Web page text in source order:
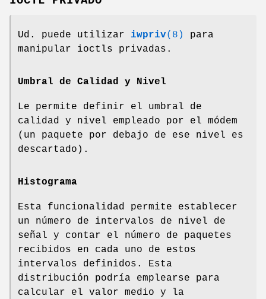
Ud. puede utilizar iwpriv(8)
para
manipular ioctls privadas.
Umbral de Calidad y Nivel
Le permite definir el umbral de
calidad y nivel empleado por el módem
(un paquete por debajo de ese nivel es
descartado).
Histograma
Esta funcionalidad permite establecer
un número de intervalos de nivel de
señal y contar el número de paquetes
recibidos en cada uno de estos
intervalos definidos. Esta
distribución podría emplearse para
calcular el valor medio y la